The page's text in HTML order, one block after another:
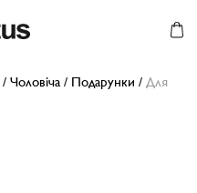
/ Чоловіча / Подарунки / Для